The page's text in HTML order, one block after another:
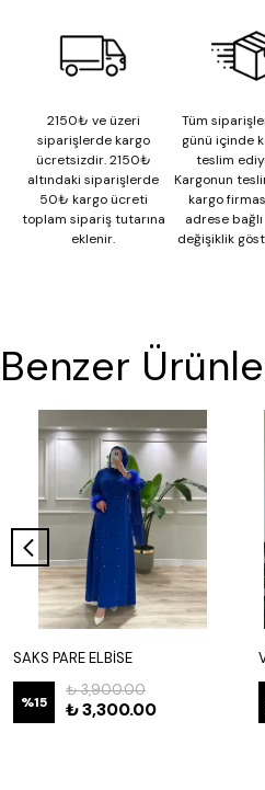
2150₺ ve üzeri
siparişlerde kargo
ücretsizdir. 2150₺
altındaki siparişlerde
50₺ kargo ücreti
toplam sipariş tutarına
eklenir.
Tüm
günü içinde
teslim
Kargonun
kargo
adrese
değişiklik
Benzer
SAKS PARE ELBİSE
%15
₺ 3,900.00
₺ 3,300.00